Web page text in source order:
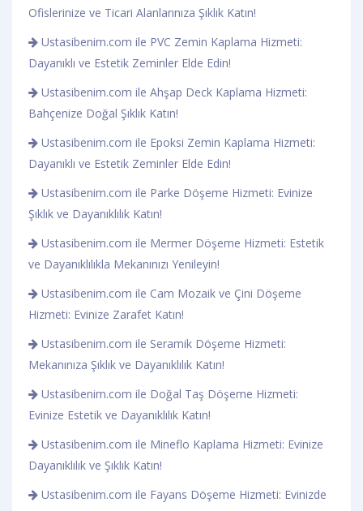
Ofislerinize ve Ticari Alanlarınıza Şıklık Katın!
Ustasibenim.com ile PVC Zemin Kaplama Hizmeti:
Dayanıklı ve Estetik Zeminler Elde Edin!
Ustasibenim.com ile Ahşap Deck Kaplama Hizmeti:
Bahçenize Doğal Şıklık Katın!
Ustasibenim.com ile Epoksi Zemin Kaplama Hizmeti:
Dayanıklı ve Estetik Zeminler Elde Edin!
Ustasibenim.com ile Parke Döşeme Hizmeti: Evinize
Şıklık ve Dayanıklılık Katın!
Ustasibenim.com ile Mermer Döşeme Hizmeti: Estetik
ve Dayanıklılıkla Mekanınızı Yenileyin!
Ustasibenim.com ile Cam Mozaik ve Çini Döşeme
Hizmeti: Evinize Zarafet Katın!
Ustasibenim.com ile Seramik Döşeme Hizmeti:
Mekanınıza Şıklık ve Dayanıklılık Katın!
Ustasibenim.com ile Doğal Taş Döşeme Hizmeti:
Evinize Estetik ve Dayanıklılık Katın!
Ustasibenim.com ile Mineflo Kaplama Hizmeti: Evinize
Dayanıklılık ve Şıklık Katın!
Ustasibenim.com ile Fayans Döşeme Hizmeti: Evinizde